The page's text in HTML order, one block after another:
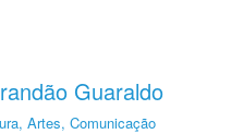
Guaraldo
Artes, Comunicação